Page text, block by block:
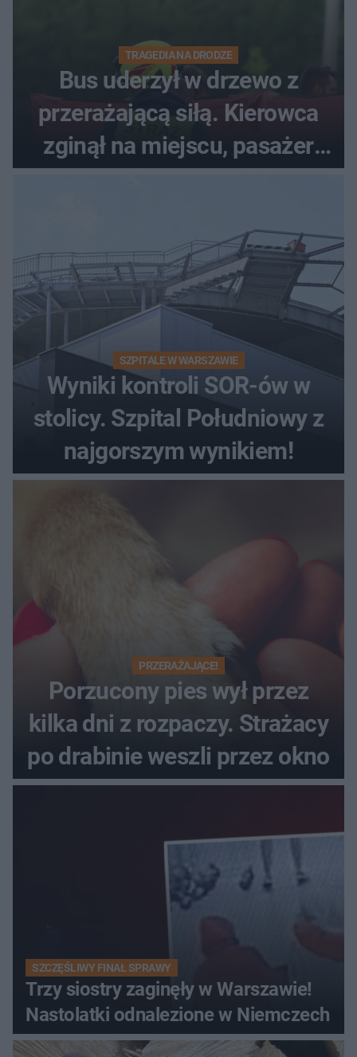
TRAGEDIA NA DRODZE
Bus uderzył w drzewo z
przerażającą siłą. Kierowca
zginął na miejscu, pasażer
SZPITALE W WARSZAWIE
Wyniki kontroli SOR-ów w
stolicy. Szpital Południowy z
najgorszym wynikiem!
PRZERAŻAJĄCE!
Porzucony pies wył przez
kilka dni z rozpaczy. Strażacy
po drabinie weszli przez okno
SZCZĘŚLIWY FINAŁ SPRAWY
Trzy siostry zaginęły w Warszawie!
Nastolatki odnalezione w Niemczech